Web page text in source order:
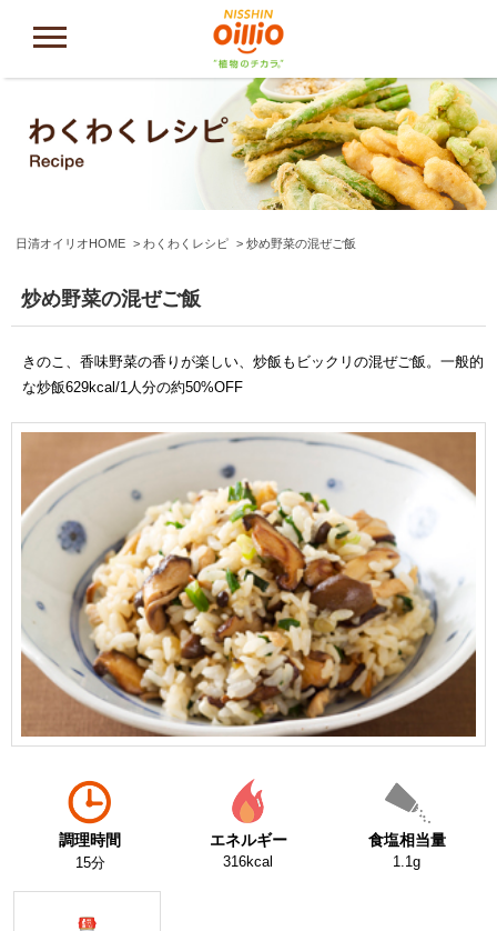
日清オイリオHOME わくわくレシピ 炒め野菜の混ぜご飯
炒め野菜の混ぜご飯
きのこ、香味野菜の香りが楽しい、炒飯もビックリの混ぜご飯。一般的
な炒飯629kcal/1人分の約50%OFF
調理時間
15分
エネルギー
316kcal
食塩相当量
1.1g